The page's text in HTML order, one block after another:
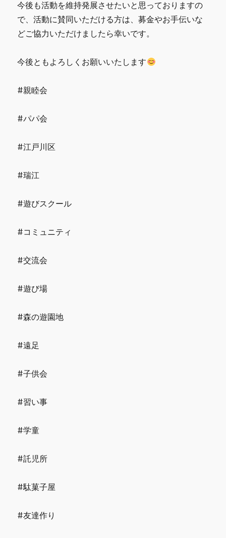
今後も活動を維持発展させたいと思っておりますの
で、活動に賛同いただける方は、募金やお手伝いな
どご協力いただけましたら幸いです。
今後ともよろしくお願いいたします
#親睦会
#パパ会
#江戸川区
#瑞江
#遊びスクール
#コミュニティ
#交流会
#遊び場
#森の遊園地
#遠足
#子供会
#習い事
#学童
#託児所
#駄菓子屋
#友達作り